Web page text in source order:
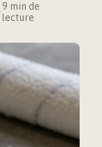
·9 min de
lecture